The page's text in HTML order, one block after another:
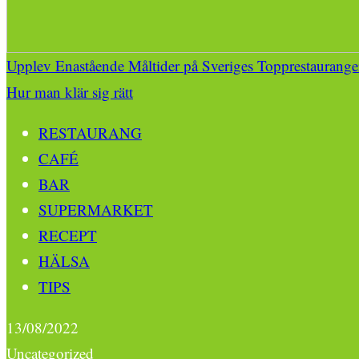
Upplev Enastående Måltider på Sveriges
Hur man klär sig rätt
RESTAURANG
CAFÉ
BAR
SUPERMARKET
RECEPT
HÄLSA
TIPS
13/08/2022
Uncategorized